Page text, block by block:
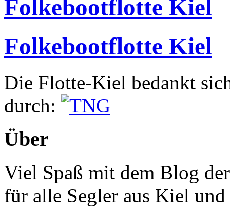
Folkebootflotte Kiel
Folkebootflotte Kiel
Die Flotte-Kiel bedankt
durch:
Über
Viel Spaß mit dem Blog
für alle Segler aus Kiel